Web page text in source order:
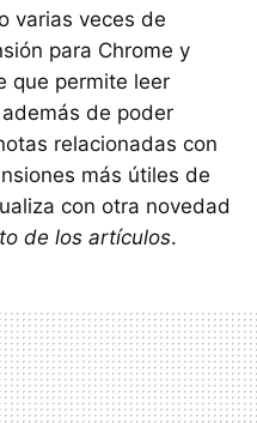
varias veces de
para Chrome y
que permite leer
de poder
relacionadas con
más útiles de
con otra novedad
de los artículos.